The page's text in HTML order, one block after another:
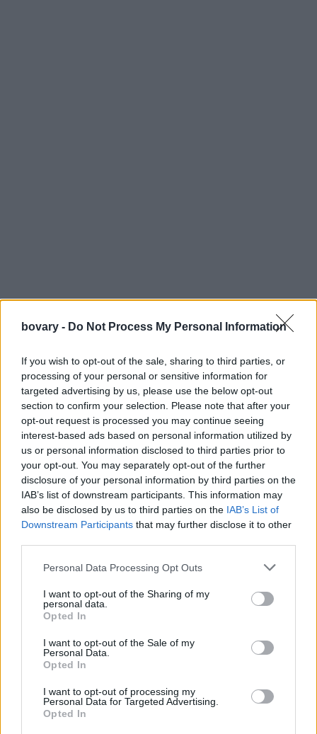
bovary - Do Not Process My Personal Information
If you wish to opt-out of the sale, sharing to third parties, or
processing of your personal or sensitive information for
targeted advertising by us, please use the below opt-out
section to confirm your selection. Please note that after your
opt-out request is processed you may continue seeing
interest-based ads based on personal information utilized by
us or personal information disclosed to third parties prior to
your opt-out. You may separately opt-out of the further
disclosure of your personal information by third parties on the
IAB’s list of downstream participants. This information may
also be disclosed by us to third parties on the IAB’s List of
Downstream Participants that may further disclose it to other
Personal Data Processing Opt Outs
I want to opt-out of the Sharing of my
personal data.
Opted In
I want to opt-out of the Sale of my
Personal Data.
Opted In
I want to opt-out of processing my
Personal Data for Targeted Advertising.
Opted In
Το χρώμα τους είναι λευκό, αλλά πάνω τους φέρουν υπέροχα
μοτίβα σε μπλε απόχρωση, που μιμούνται τα μοναδικά σχέδια
της Δυναστείας των Ming και έτσι προκύπτει το γεφύρωμα 600
χρόνων σ’ αυτά τα μοναδικά πορσελάνινα «κουτάκια».
Η δημοσίευση κοινοποιήθηκε από το χρήστη M A L S S I P
(@malssip)
στις Μάρ 12, 2017, 6:53πμ PDT
Η δημοσίευση κοινοποιήθηκε από το χρήστη Leigh Art Trail
(@leigharttrail)στις Απρ 1, 2017, 3:13πμ PDT
Η δημοσίευση κοινοποιήθηκε από το χρήστη Avant Arte
(@avant.arte)στις Νοέ 19, 2016, 2:17μμ PST
Η δημοσίευση κοινοποιήθηκε από το χρήστη Marios
Η δημοσίευση κοινοποιήθηκε από το χρήστη The Brit & Barclay
(@thebritandbarclay)στις Ιαν 28, 2017, 10:52πμ PST